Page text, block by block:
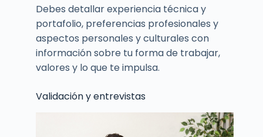
Debes detallar experiencia técnica y
portafolio, preferencias profesionales y
aspectos personales y culturales con
información sobre tu forma de trabajar,
valores y lo que te impulsa.
Validación y entrevistas